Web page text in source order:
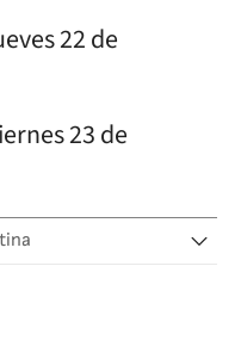
22 de
23 de